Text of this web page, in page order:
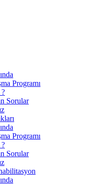
Programı
Sorular
Programı
Sorular